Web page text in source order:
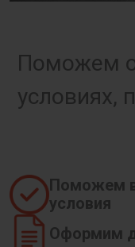
Поможем
условиях,
Поможем
условия
Оформим